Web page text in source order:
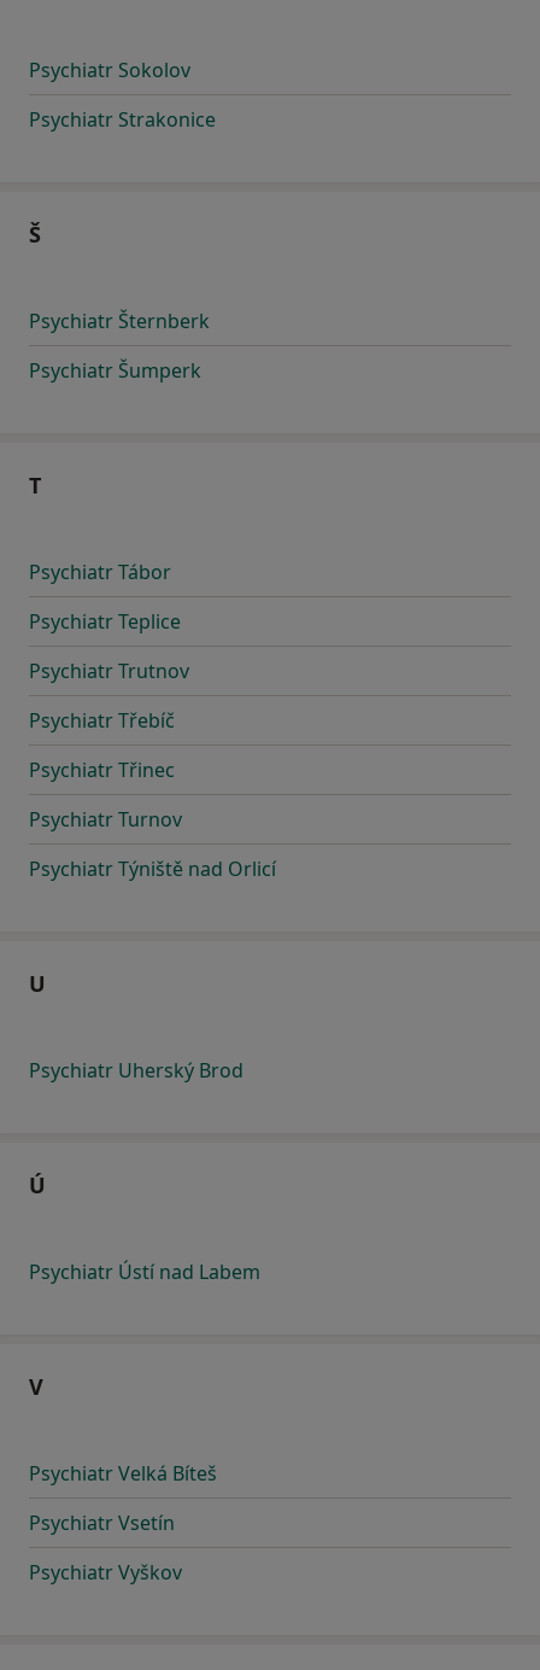
Psychiatr Sokolov
Psychiatr Strakonice
Š
Psychiatr Šternberk
Psychiatr Šumperk
T
Psychiatr Tábor
Psychiatr Teplice
Psychiatr Trutnov
Psychiatr Třebíč
Psychiatr Třinec
Psychiatr Turnov
Psychiatr Týniště nad Orlicí
U
Psychiatr Uherský Brod
Ú
Psychiatr Ústí nad Labem
V
Psychiatr Velká Bíteš
Psychiatr Vsetín
Psychiatr Vyškov